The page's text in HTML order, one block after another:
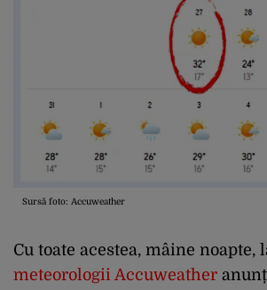
Sursă foto: Accuweather
Cu toate acestea, mâine noapte,
meteorologii Accuweather